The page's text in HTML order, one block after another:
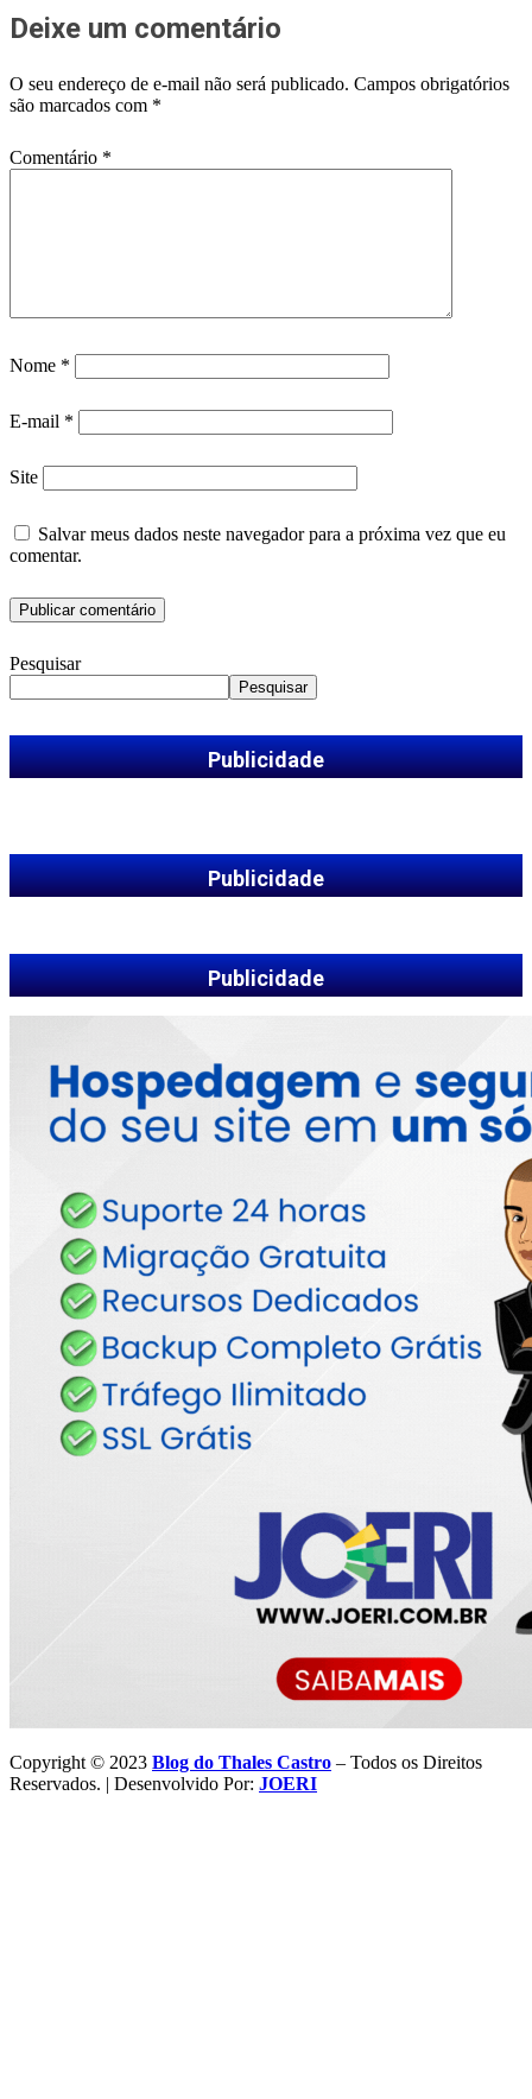
Deixe um comentário
O seu endereço de e-mail não será publicado. Campos obrigatórios
são marcados com *
Comentário *
Nome *
E-mail *
Site
Salvar meus dados neste navegador para a próxima vez que eu
comentar.
Pesquisar
Pesquisar
Publicidade
Publicidade
Publicidade
Copyright © 2023 Blog do Thales Castro – Todos os Direitos
Reservados. | Desenvolvido Por: JOERI